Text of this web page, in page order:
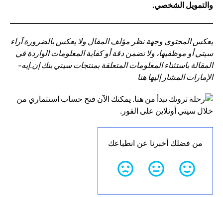
والتمويل الشخصي.
يعكس المحتوى وجهة نظر مؤلف المقال ولا يعكس بالضرورة آراء
سيتي أو موظفيها، ولا نضمن دقة أو كفاية المعلومات الواردة في
المقالة باستثناء المعلومات المتعلقة بمنتجات سيتي بنك إن.إيه-
الإمارات المشار إليها هنا
من فضلك أخبرنا عن انطباعك